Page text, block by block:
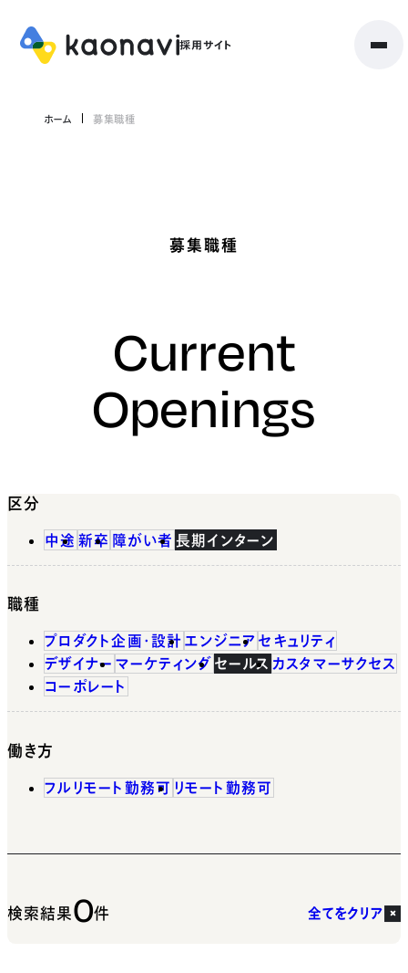
ホーム 募集職種
募集職種
Current
Openings
区分
中途 新卒 障がい者 長期インターン
職種
プロダクト企画・設計 エンジニア セキュリティ
デザイナー マーケティング セールス カスタマーサクセス
コーポレート
働き方
フルリモート勤務可 リモート勤務可
検索結果0件 全てをクリア